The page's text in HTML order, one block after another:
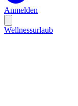
Anmelden
Wellnessurlaub